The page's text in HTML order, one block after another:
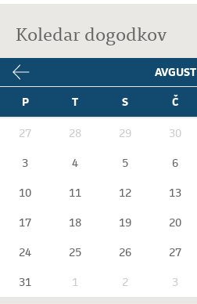
Koledar dogodkov
AVGUST
P
T S Č
27 28 29 30
3
4 5 6
10
11 12 13
17
18 19 20
24
25 26 27
31
1 2 3